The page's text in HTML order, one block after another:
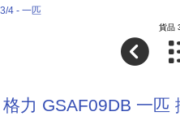
3/4 - 一匹
貨品
格力 GSAF09DB 一匹